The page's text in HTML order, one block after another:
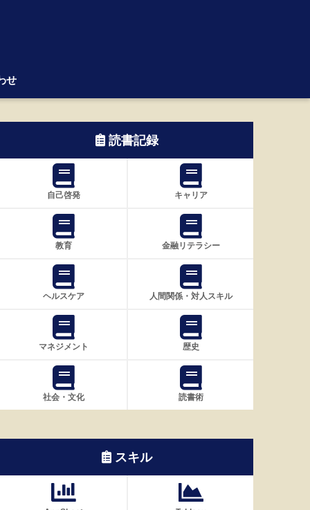
せ
読書記録
自己啓発 キャリア
教育 金融リテラシー
ヘルスケア 人間関係・対人スキル
マネジメント 歴史
社会・文化 読書術
スキル